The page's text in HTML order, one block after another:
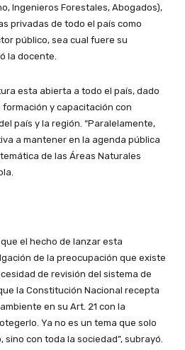
Ingenieros Forestales, Abogados),
privadas de todo el país como
público, sea cual fuere su
la docente.
esta abierta a todo el país, dado
y capacitación con
país y la región. “Paralelamente,
a mantener en la agenda pública
de las Áreas Naturales
el hecho de lanzar esta
de la preocupación que existe
de revisión del sistema de
la Constitución Nacional recepta
en su Art. 21 con la
Ya no es un tema que solo
sino con toda la sociedad”, subrayó.